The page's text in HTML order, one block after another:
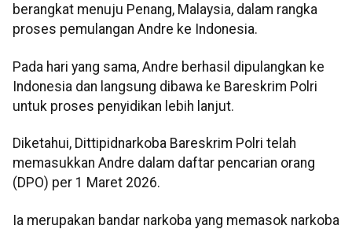
berangkat menuju Penang, Malaysia, dalam rangka
proses pemulangan Andre ke Indonesia.
Pada hari yang sama, Andre berhasil dipulangkan ke
Indonesia dan langsung dibawa ke Bareskrim Polri
untuk proses penyidikan lebih lanjut.
Diketahui, Dittipidnarkoba Bareskrim Polri telah
memasukkan Andre dalam daftar pencarian orang
(DPO) per 1 Maret 2026.
Ia merupakan bandar narkoba yang memasok narkoba